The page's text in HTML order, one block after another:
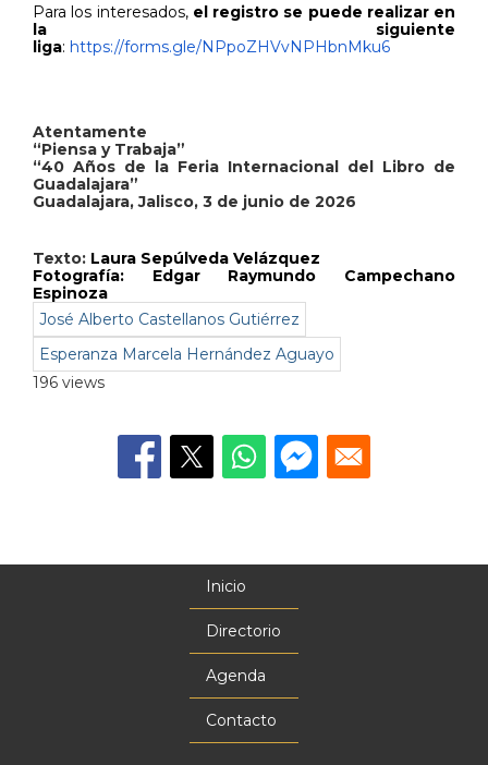
Para los interesados, el registro se puede realizar en
la siguiente
liga: https://forms.gle/NPpoZHVvNPHbnMku6
Atentamente
“Piensa y Trabaja”
“40 Años de la Feria Internacional del Libro de
Guadalajara”
Guadalajara, Jalisco, 3 de junio de 2026
Texto: Laura Sepúlveda Velázquez
Fotografía: Edgar Raymundo Campechano
Espinoza
José Alberto Castellanos Gutiérrez
Esperanza Marcela Hernández Aguayo
196 views
Inicio
Directorio
Agenda
Contacto